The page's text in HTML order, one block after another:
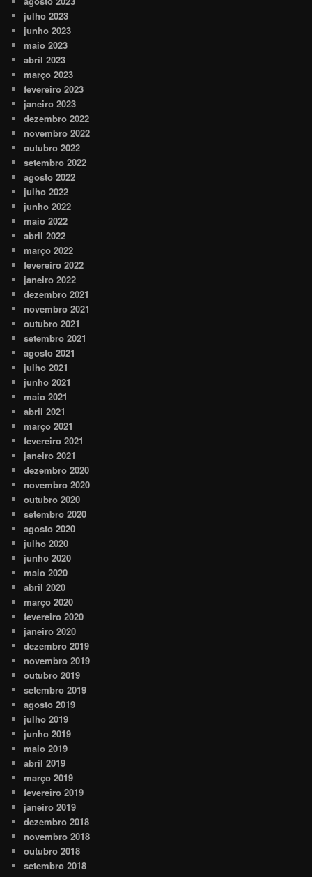
julho 2023
junho 2023
maio 2023
abril 2023
março 2023
fevereiro 2023
janeiro 2023
dezembro 2022
novembro 2022
outubro 2022
setembro 2022
agosto 2022
julho 2022
junho 2022
maio 2022
abril 2022
março 2022
fevereiro 2022
janeiro 2022
dezembro 2021
novembro 2021
outubro 2021
setembro 2021
agosto 2021
julho 2021
junho 2021
maio 2021
abril 2021
março 2021
fevereiro 2021
janeiro 2021
dezembro 2020
novembro 2020
outubro 2020
setembro 2020
agosto 2020
julho 2020
junho 2020
maio 2020
abril 2020
março 2020
fevereiro 2020
janeiro 2020
dezembro 2019
novembro 2019
outubro 2019
setembro 2019
agosto 2019
julho 2019
junho 2019
maio 2019
abril 2019
março 2019
fevereiro 2019
janeiro 2019
dezembro 2018
novembro 2018
outubro 2018
setembro 2018